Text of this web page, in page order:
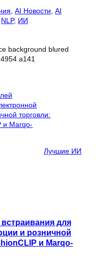
AI Новости AI
NLP, ИИ
Лучшие ИИ
для
и розничной
и Marqo-